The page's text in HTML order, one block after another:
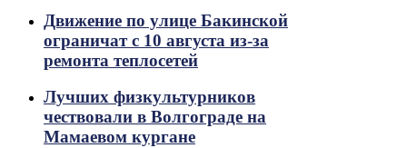
Движение по улице Бакинской
ограничат с 10 августа из-за
ремонта теплосетей
Лучших физкультурников
чествовали в Волгограде на
Мамаевом кургане